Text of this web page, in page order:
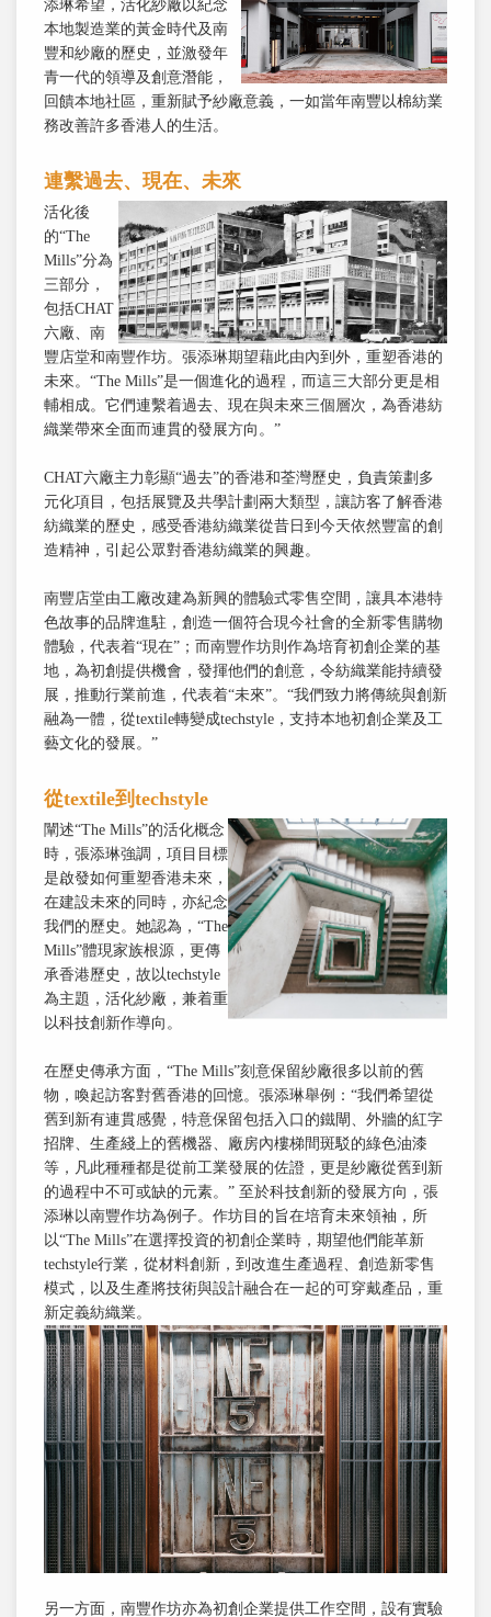
添琳希望，活化紗廠以紀念
本地製造業的黃金時代及南
豐和紗廠的歷史，並激發年
青一代的領導及創意潛能，
回饋本地社區，重新賦予紗廠意義，一如當年南豐以棉紡業
務改善許多香港人的生活。
連繫過去、現在、未來
活化後
的“The
Mills”分為
三部分，
包括CHAT
六廠、南
豐店堂和南豐作坊。張添琳期望藉此由內到外，重塑香港的
未來。“The Mills”是一個進化的過程，而這三大部分更是相
輔相成。它們連繫着過去、現在與未來三個層次，為香港紡
織業帶來全面而連貫的發展方向。”
CHAT六廠主力彰顯“過去”的香港和荃灣歷史，負責策劃多
元化項目，包括展覽及共學計劃兩大類型，讓訪客了解香港
紡織業的歷史，感受香港紡織業從昔日到今天依然豐富的創
造精神，引起公眾對香港紡織業的興趣。
南豐店堂由工廠改建為新興的體驗式零售空間，讓具本港特
色故事的品牌進駐，創造一個符合現今社會的全新零售購物
體驗，代表着“現在”；而南豐作坊則作為培育初創企業的基
地，為初創提供機會，發揮他們的創意，令紡織業能持續發
展，推動行業前進，代表着“未來”。“我們致力將傳統與創新
融為一體，從textile轉變成techstyle，支持本地初創企業及工
藝文化的發展。”
從textile到techstyle
闡述“The Mills”的活化概念
時，張添琳強調，項目目標
是啟發如何重塑香港未來，
在建設未來的同時，亦紀念
我們的歷史。她認為，“The
Mills”體現家族根源，更傳
承香港歷史，故以techstyle
為主題，活化紗廠，兼着重
以科技創新作導向。
在歷史傳承方面，“The Mills”刻意保留紗廠很多以前的舊
物，喚起訪客對舊香港的回憶。張添琳舉例：“我們希望從
舊到新有連貫感覺，特意保留包括入口的鐵閘、外牆的紅字
招牌、生產綫上的舊機器、廠房內樓梯間斑駁的綠色油漆
等，凡此種種都是從前工業發展的佐證，更是紗廠從舊到新
的過程中不可或缺的元素。” 至於科技創新的發展方向，張
添琳以南豐作坊為例子。作坊目的旨在培育未來領袖，所
以“The Mills”在選擇投資的初創企業時，期望他們能革新
techstyle行業，從材料創新，到改進生產過程、創造新零售
模式，以及生產將技術與設計融合在一起的可穿戴產品，重
新定義紡織業。
另一方面，南豐作坊亦為初創企業提供工作空間，設有實驗